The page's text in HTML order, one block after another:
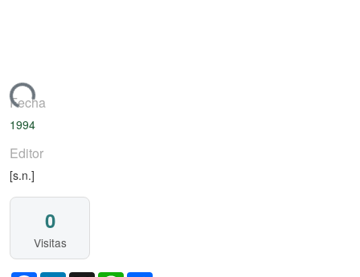
Fecha
1994
Editor
[s.n.]
0
Visitas